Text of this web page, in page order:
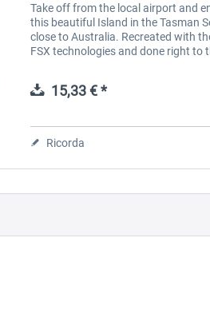
Take off from the local airport and
this beautiful Island in the Tasman
close to Australia. Recreated with
FSX technologies and done right to
newspaper in FSX!) it is...
15,33 € *
Ricorda